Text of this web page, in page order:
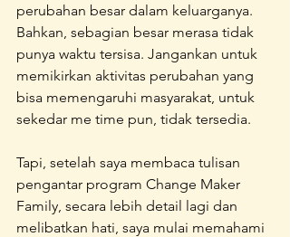
perubahan besar dalam keluarganya.
Bahkan, sebagian besar merasa tidak
punya waktu tersisa. Jangankan untuk
memikirkan aktivitas perubahan yang
bisa memengaruhi masyarakat, untuk
sekedar me time pun, tidak tersedia.
Tapi, setelah saya membaca tulisan
pengantar program Change Maker
Family, secara lebih detail lagi dan
melibatkan hati, saya mulai memahami